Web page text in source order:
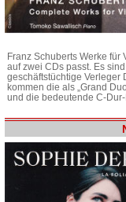
Franz Schuberts Werke
auf zwei CDs passt. Es
geschäftstüchtige Verleger
kommen die als „Grand
und die bedeutende C-